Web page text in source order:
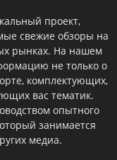
проект,
свежие обзоры на
рынках. На нашем
не только о
комплектующих,
вас тематик.
опытного
занимается
медиа.